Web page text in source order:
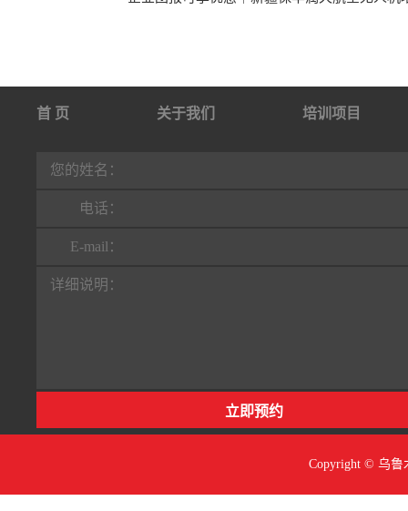
首 页 关于我们 培训项目
行业动态
您的姓名：
电话：
E-mail：
详细说明：
Copyright © 乌